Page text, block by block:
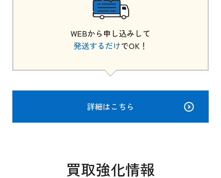
WEBから申し込みして
発送するだけでOK！
詳細はこちら
買取強化情報